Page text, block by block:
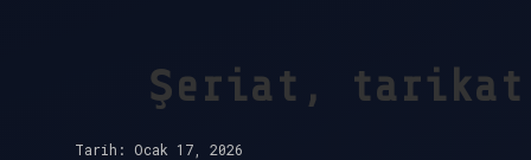
Şeriat, tarikat
Tarih: Ocak 17, 2026